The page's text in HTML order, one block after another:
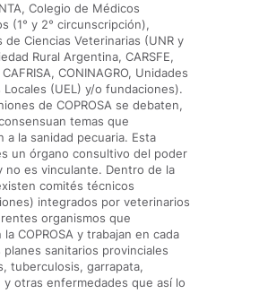
Colegio de Médicos
(1° y 2° circunscripción),
de Ciencias Veterinarias (UNR y
Rural Argentina, CARSFE,
CONINAGRO, Unidades
Locales (UEL) y/o fundaciones).
de COPROSA se debaten,
temas que
a la sanidad pecuaria. Esta
un órgano consultivo del poder
no es vinculante. Dentro de la
comités técnicos
integrados por veterinarios
organismos que
COPROSA y trabajan en cada
planes sanitarios provinciales
tuberculosis, garrapata,
y otras enfermedades que así lo